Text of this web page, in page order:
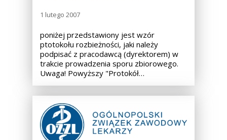
1 lutego 2007
poniżej przedstawiony jest wzór
ptotokołu rozbieżności, jaki należy
podpisać z pracodawcą (dyrektorem) w
trakcie prowadzenia sporu zbiorowego.
Uwaga! Powyższy "Protokół…